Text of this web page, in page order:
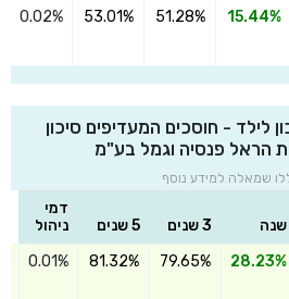
15.44%
51.28%
53.01%
0.02%
לילד - חוסכים המעדיפים סיכון
הראל פנסיה וגמל בע"מ
שמאלה למידע נוסף
שנה 3 שנים 5 שנים
דמי
ניהול
28.23%
79.65%
81.32%
0.01%